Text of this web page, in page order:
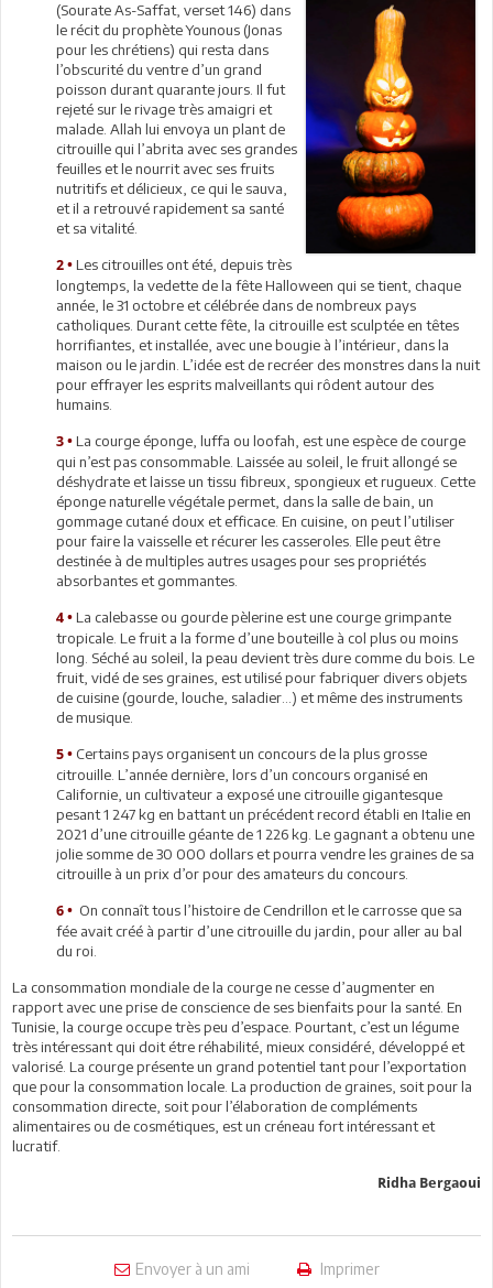
(Sourate As-Saffat, verset 146) dans
le récit du prophète Younous (Jonas
pour les chrétiens) qui resta dans
l’obscurité du ventre d’un grand
poisson durant quarante jours. Il fut
rejeté sur le rivage très amaigri et
malade. Allah lui envoya un plant de
citrouille qui l’abrita avec ses grandes
feuilles et le nourrit avec ses fruits
nutritifs et délicieux, ce qui le sauva,
et il a retrouvé rapidement sa santé
et sa vitalité.
2 • Les citrouilles ont été, depuis très
longtemps, la vedette de la fête Halloween qui se tient, chaque
année, le 31 octobre et célébrée dans de nombreux pays
catholiques. Durant cette fête, la citrouille est sculptée en têtes
horrifiantes, et installée, avec une bougie à l’intérieur, dans la
maison ou le jardin. L’idée est de recréer des monstres dans la nuit
pour effrayer les esprits malveillants qui rôdent autour des
humains.
3 • La courge éponge, luffa ou loofah, est une espèce de courge
qui n’est pas consommable. Laissée au soleil, le fruit allongé se
déshydrate et laisse un tissu fibreux, spongieux et rugueux. Cette
éponge naturelle végétale permet, dans la salle de bain, un
gommage cutané doux et efficace. En cuisine, on peut l’utiliser
pour faire la vaisselle et récurer les casseroles. Elle peut être
destinée à de multiples autres usages pour ses propriétés
absorbantes et gommantes.
4 • La calebasse ou gourde pèlerine est une courge grimpante
tropicale. Le fruit a la forme d’une bouteille à col plus ou moins
long. Séché au soleil, la peau devient très dure comme du bois. Le
fruit, vidé de ses graines, est utilisé pour fabriquer divers objets
de cuisine (gourde, louche, saladier…) et même des instruments
de musique.
5 • Certains pays organisent un concours de la plus grosse
citrouille. L’année dernière, lors d’un concours organisé en
Californie, un cultivateur a exposé une citrouille gigantesque
pesant 1 247 kg en battant un précédent record établi en Italie en
2021 d’une citrouille géante de 1 226 kg. Le gagnant a obtenu une
jolie somme de 30 000 dollars et pourra vendre les graines de sa
citrouille à un prix d’or pour des amateurs du concours.
6 • On connaît tous l’histoire de Cendrillon et le carrosse que sa
fée avait créé à partir d’une citrouille du jardin, pour aller au bal
du roi.
La consommation mondiale de la courge ne cesse d’augmenter en
rapport avec une prise de conscience de ses bienfaits pour la santé. En
Tunisie, la courge occupe très peu d’espace. Pourtant, c’est un légume
très intéressant qui doit étre réhabilité, mieux considéré, développé et
valorisé. La courge présente un grand potentiel tant pour l’exportation
que pour la consommation locale. La production de graines, soit pour la
consommation directe, soit pour l’élaboration de compléments
alimentaires ou de cosmétiques, est un créneau fort intéressant et
lucratif.
Ridha Bergaoui
Envoyer à un ami Imprimer